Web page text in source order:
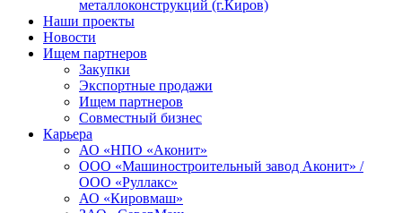
металлоконструкций (г.Киров)
Наши проекты
Новости
Ищем партнеров
Закупки
Экспортные продажи
Ищем партнеров
Совместный бизнес
Карьера
АО «НПО «Аконит»
ООО «Машиностроительный завод Аконит» /
ООО «Руллакс»
АО «Кировмаш»